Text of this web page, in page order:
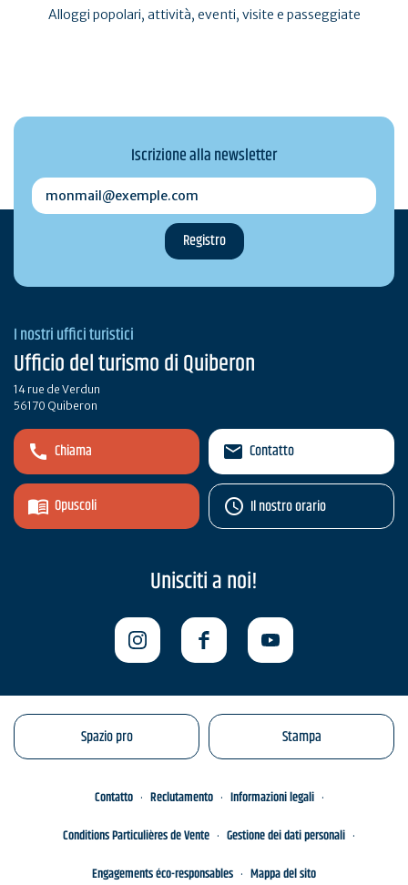
Alloggi popolari, attività, eventi, visite e passeggiate
Iscrizione alla newsletter
monmail@exemple.com
I nostri uffici turistici
Ufficio del turismo di Quiberon
14 rue de Verdun
56170 Quiberon
Chiama
Opuscoli
Contatto
Il nostro orario
Unisciti a noi!
Spazio pro Stampa
Contatto Reclutamento
Informazioni legali
Conditions Particulières de Vente
Gestione dei dati personali
Engagements éco-responsables
Mappa del sito